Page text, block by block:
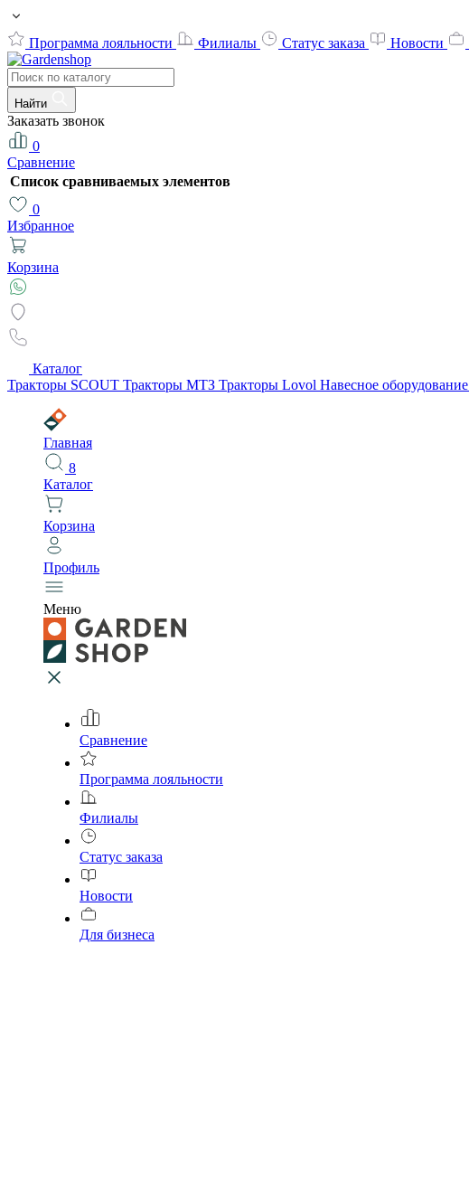
Программа лояльности Филиалы Статус заказа Новости
Найти
Заказать звонок
0
Сравнение
Список сравниваемых элементов
0
Избранное
Корзина
Каталог
Тракторы SCOUT Тракторы МТЗ Тракторы Lovol Навесное оборудование
Главная
8
Каталог
Корзина
Профиль
Меню
Сравнение
Программа лояльности
Филиалы
Статус заказа
Новости
Для бизнеса